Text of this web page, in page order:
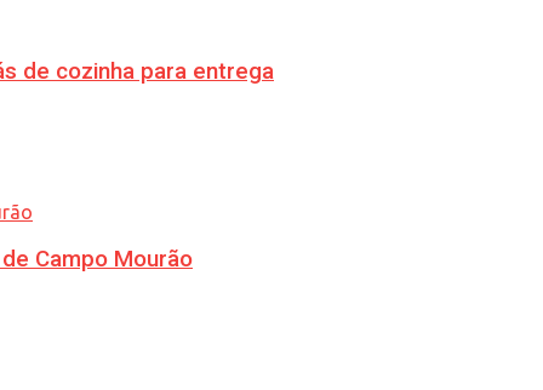
de cozinha para entrega
Campo Mourão